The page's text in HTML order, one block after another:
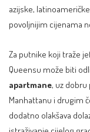
azijske,
povoljnijim cijenama
Za putnike koji traže
Queensu može biti
apartmane, uz
Manhattanu i drugim
dodatno olakšava